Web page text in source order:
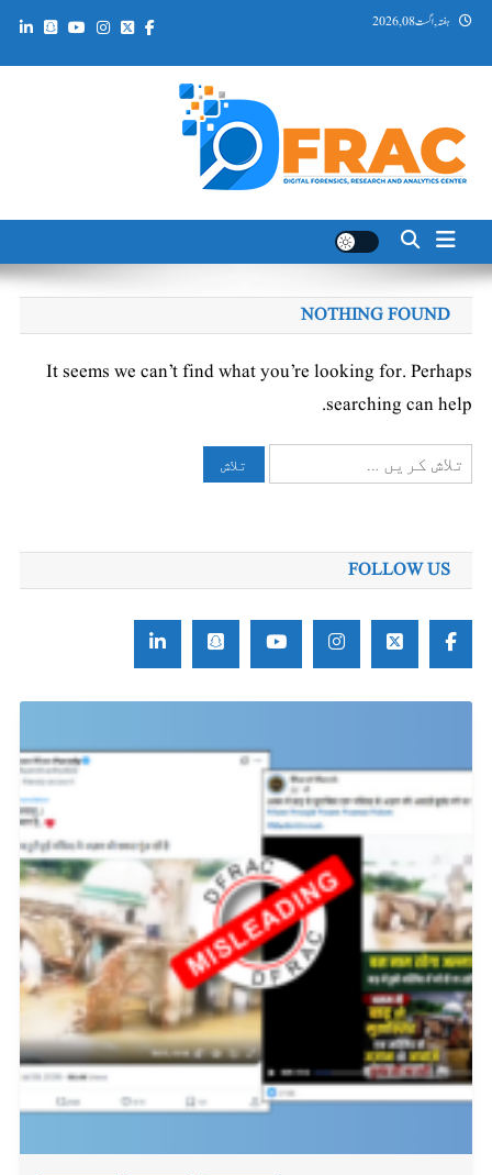
Skip ہفتہ, اگست 08, 2026
DFRAC_ORG
NOTHING FOUND
It seems we can’t find what you’re looking for. Perhaps
searching can help.
تلاش
کریں
FOLLOW US